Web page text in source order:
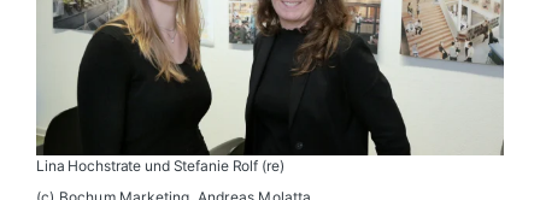
Lina Hochstrate und Stefanie Rolf (re)